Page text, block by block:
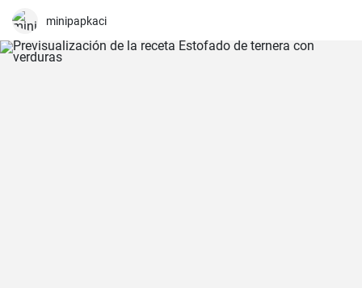
sabor dulce, siempre eran un éxito para las visitas improvisadas y
minipapkaci